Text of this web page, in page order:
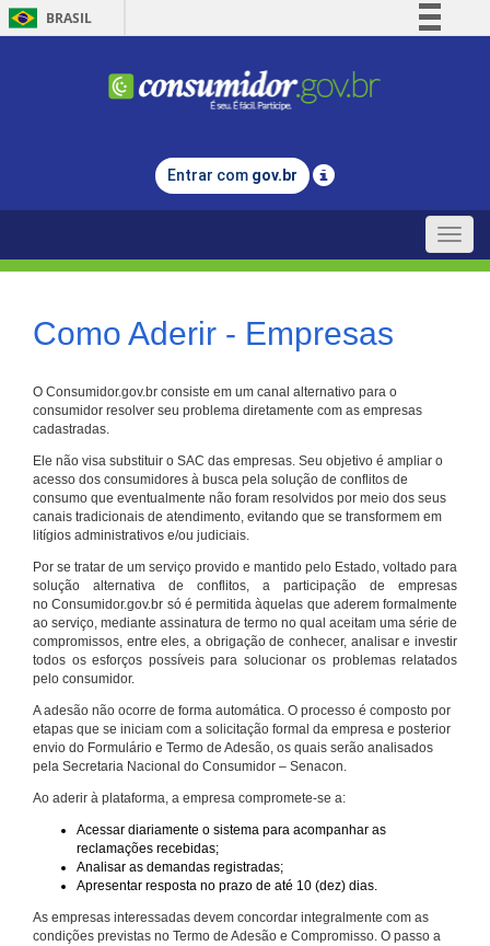
BRASIL
Comunica BR
Legislação
Entrar com gov.br
Toggle
Como Aderir - Empresas
O Consumidor.gov.br consiste em um canal alternativo para o
consumidor resolver seu problema diretamente com as empresas
cadastradas.
Ele não visa substituir o SAC das empresas. Seu objetivo é ampliar o
acesso dos consumidores à busca pela solução de conflitos de
consumo que eventualmente não foram resolvidos por meio dos seus
canais tradicionais de atendimento, evitando que se transformem em
litígios administrativos e/ou judiciais.
Por se tratar de um serviço provido e mantido pelo Estado, voltado para
solução alternativa de conflitos, a participação de empresas
no Consumidor.gov.br só é permitida àquelas que aderem formalmente
ao serviço, mediante assinatura de termo no qual aceitam uma série de
compromissos, entre eles, a obrigação de conhecer, analisar e investir
todos os esforços possíveis para solucionar os problemas relatados
pelo consumidor.
A adesão não ocorre de forma automática. O processo é composto por
etapas que se iniciam com a solicitação formal da empresa e posterior
envio do Formulário e Termo de Adesão, os quais serão analisados
pela Secretaria Nacional do Consumidor – Senacon.
Ao aderir à plataforma, a empresa compromete-se a:
Acessar diariamente o sistema para acompanhar as
reclamações recebidas;
Analisar as demandas registradas;
Apresentar resposta no prazo de até 10 (dez) dias.
As empresas interessadas devem concordar integralmente com as
condições previstas no Termo de Adesão e Compromisso. O passo a